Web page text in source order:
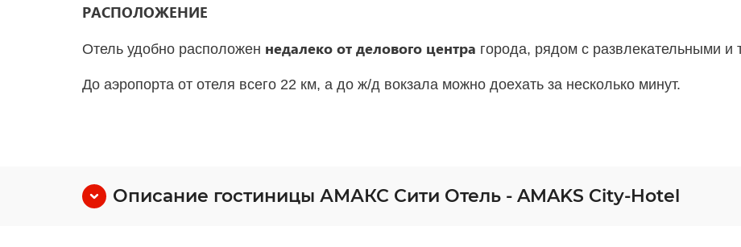
РАСПОЛОЖЕНИЕ
Отель удобно расположен недалеко от делового центра города, рядом с развлекательными и
До аэропорта от отеля всего 22 км, а до ж/д вокзала можно доехать за несколько минут.
Описание гостиницы АМАКС Сити Отель - AMAKS City-Hotel